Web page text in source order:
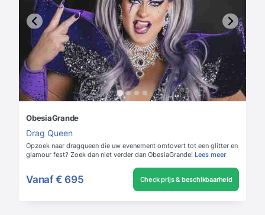
ObesiaGrande
Drag Queen
Opzoek naar dragqueen die uw evenement omtovert tot een glitter en
glamour fest? Zoek dan niet verder dan ObesiaGrande! Lees meer
Vanaf € 695 Check prijs & beschikbaarheid